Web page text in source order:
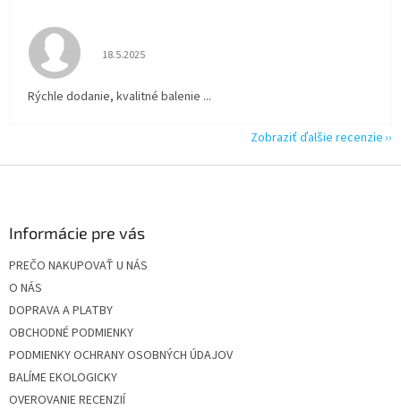
Hodnotenie obchodu je 5 z 5 hviezdičiek.
18.5.2025
Rýchle dodanie, kvalitné balenie ...
Zobraziť ďalšie recenzie
Informácie pre vás
PREČO NAKUPOVAŤ U NÁS
O NÁS
DOPRAVA A PLATBY
OBCHODNÉ PODMIENKY
PODMIENKY OCHRANY OSOBNÝCH ÚDAJOV
BALÍME EKOLOGICKY
OVEROVANIE RECENZIÍ